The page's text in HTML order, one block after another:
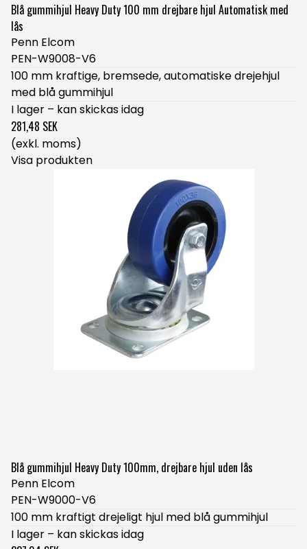
Blå gummihjul Heavy Duty 100 mm drejbare hjul Automatisk med
lås
Penn Elcom
PEN-W9008-V6
100 mm kraftige, bremsede, automatiske drejehjul
med blå gummihjul
I lager – kan skickas idag
281,48 SEK
(exkl. moms)
Visa produkten
Blå gummihjul Heavy Duty 100mm, drejbare hjul uden lås
Penn Elcom
PEN-W9000-V6
100 mm kraftigt drejeligt hjul med blå gummihjul
I lager – kan skickas idag